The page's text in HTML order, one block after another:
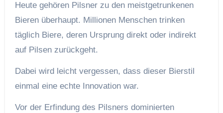
Heute gehören Pilsner zu den meistgetrunkenen
Bieren überhaupt. Millionen Menschen trinken
täglich Biere, deren Ursprung direkt oder indirekt
auf Pilsen zurückgeht.
Dabei wird leicht vergessen, dass dieser Bierstil
einmal eine echte Innovation war.
Vor der Erfindung des Pilsners dominierten